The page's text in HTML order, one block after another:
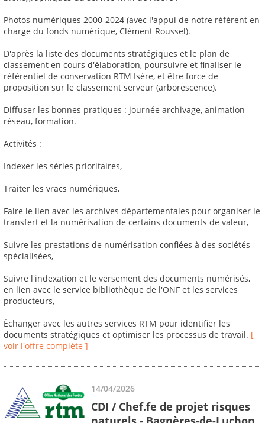
Photos numériques 2000-2024 (avec l'appui de notre référent en
charge du fonds numérique, Clément Roussel).
D'après la liste des documents stratégiques et le plan de
classement en cours d'élaboration, poursuivre et finaliser le
référentiel de conservation RTM Isère, et être force de
proposition sur le classement serveur (arborescence).
Diffuser les bonnes pratiques : journée archivage, animation
réseau, formation.
Activités :
Indexer les séries prioritaires,
Traiter les vracs numériques,
Faire le lien avec les archives départementales pour organiser le
transfert et la numérisation de certains documents de valeur,
Suivre les prestations de numérisation confiées à des sociétés
spécialisées,
Suivre l'indexation et le versement des documents numérisés,
en lien avec le service bibliothèque de l'ONF et les services
producteurs,
Échanger avec les autres services RTM pour identifier les
documents stratégiques et optimiser les processus de travail. [
voir l'offre complète ]
14/04/2026
CDI / Chef.fe de projet risques